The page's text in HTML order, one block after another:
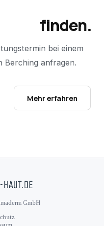
finden.
bei einem
Berching anfragen.
Mehr erfahren
GmbH